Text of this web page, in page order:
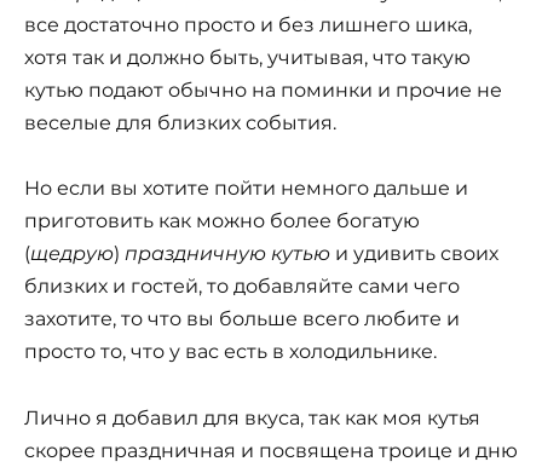
все достаточно просто и без лишнего шика,
хотя так и должно быть, учитывая, что такую
кутью подают обычно на поминки и прочие не
веселые для близких события.
Но если вы хотите пойти немного дальше и
приготовить как можно более богатую
(щедрую) праздничную кутью и удивить своих
близких и гостей, то добавляйте сами чего
захотите, то что вы больше всего любите и
просто то, что у вас есть в холодильнике.
Лично я добавил для вкуса, так как моя кутья
скорее праздничная и посвящена троице и дню